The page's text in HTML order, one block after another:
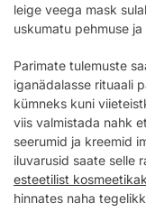
leige veega mask
uskumatu pehmuse
Parimate tulemuste
iganädalasse rituaali
kümneks kuni
viis valmistada nahk
seerumid ja kreemid
iluvarusid saate selle
esteetilist
hinnates naha